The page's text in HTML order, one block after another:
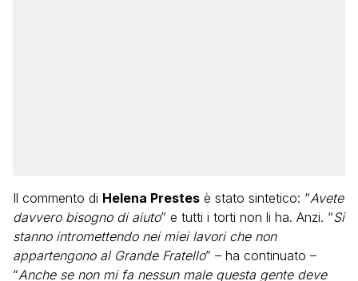
Il commento di Helena Prestes è stato sintetico: “Avete
davvero bisogno di aiuto” e tutti i torti non li ha. Anzi. “Si
stanno intromettendo nei miei lavori che non
appartengono al Grande Fratello” – ha continuato –
“Anche se non mi fa nessun male questa gente deve